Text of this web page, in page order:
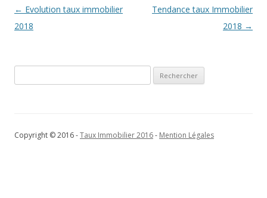
Navigation
des
← Evolution taux immobilier
2018
Tendance taux Immobilier
2018 →
Copyright © 2016 -Taux Immobilier 2016- Mention Légales